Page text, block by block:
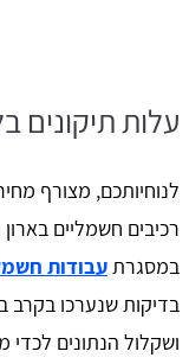
עלות תיקונים
לנוחיותכם, מצורף
רכיבים חשמליים
במסגרתעבודות
בדיקות שנערכו
ושקלול הנתונים